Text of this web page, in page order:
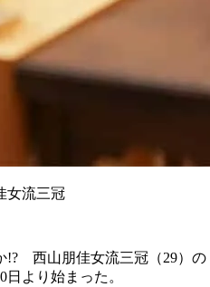
女流三冠
!? 西山朋佳女流三冠（29）の
より始まった。